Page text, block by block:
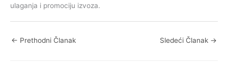
ulaganja i promociju izvoza.
← Prethodni Članak Sledeći Članak →